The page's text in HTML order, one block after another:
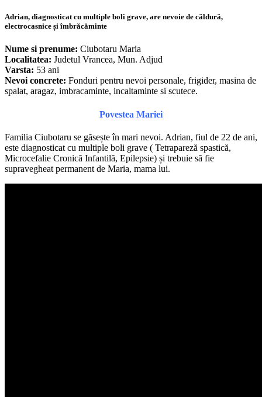
Adrian, diagnosticat cu multiple boli grave, are nevoie de căldură,
electrocasnice și îmbrăcăminte
Nume si prenume: Ciubotaru Maria
Localitatea: Judetul Vrancea, Mun. Adjud
Varsta: 53 ani
Nevoi concrete: Fonduri pentru nevoi personale, frigider, masina de
spalat, aragaz, imbracaminte, incaltaminte si scutece.
Povestea Mariei
Familia Ciubotaru se găsește în mari nevoi. Adrian, fiul de 22 de ani,
este diagnosticat cu multiple boli grave ( Tetrapareză spastică,
Microcefalie Cronică Infantilă, Epilepsie) și trebuie să fie
supravegheat permanent de Maria, mama lui.